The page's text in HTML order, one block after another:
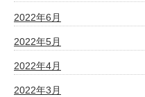
2022年6月
2022年5月
2022年4月
2022年3月